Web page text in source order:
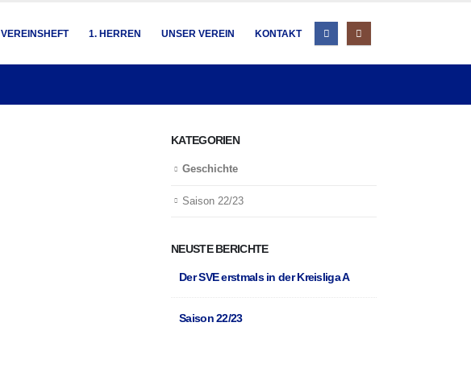
VEREINSHEFT 1. HERREN UNSER VEREIN KONTAKT
KATEGORIEN
Geschichte
Saison 22/23
NEUSTE BERICHTE
Der SVE erstmals in der Kreisliga A
Saison 22/23